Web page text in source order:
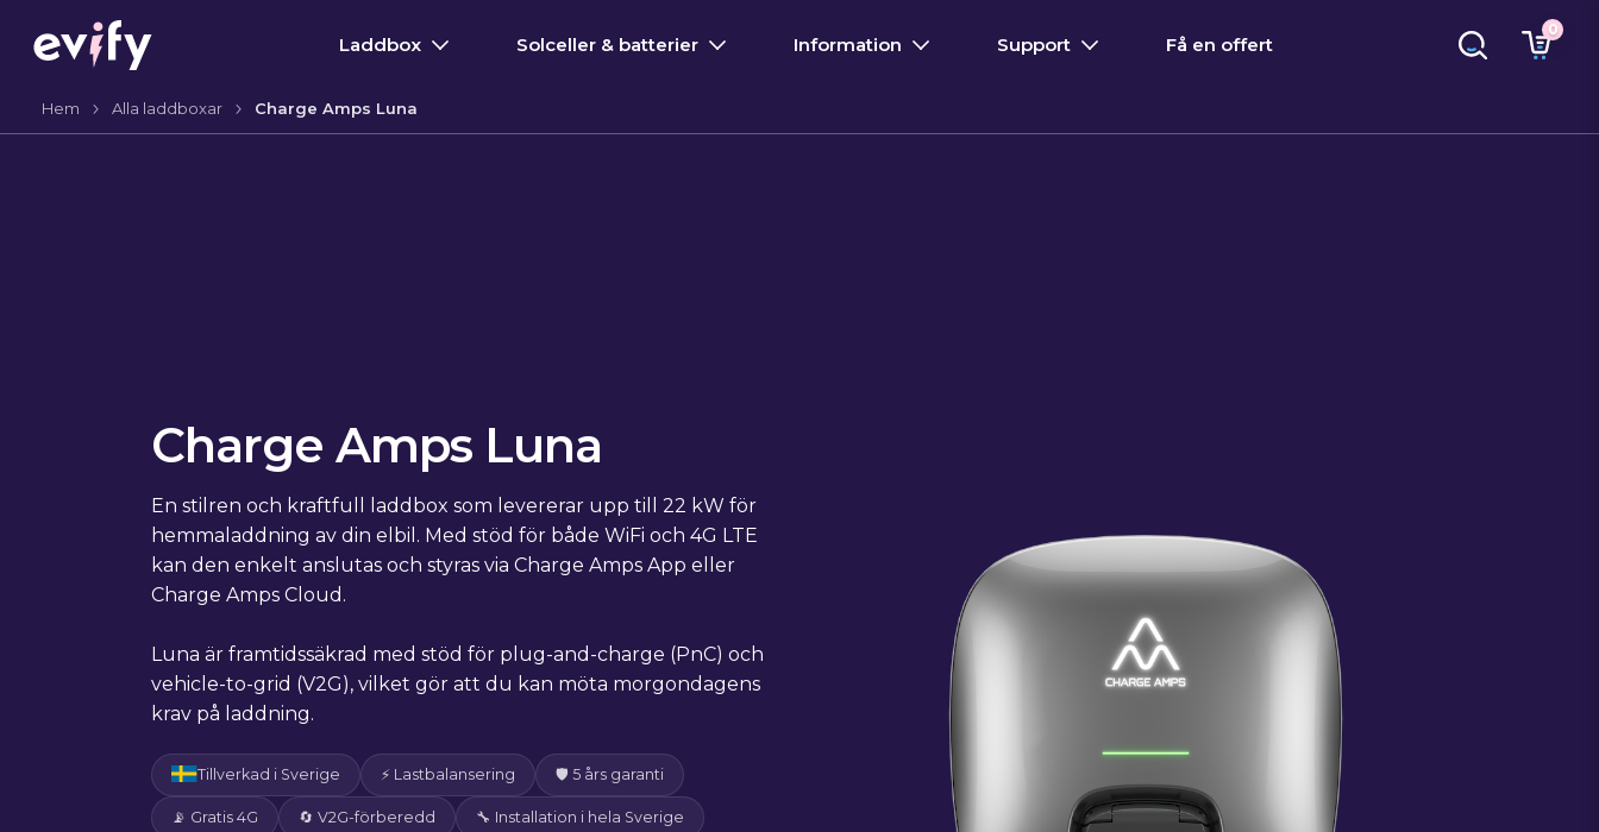
Laddbox Solceller & batterier Information Support Få en offert
0
Hem Alla laddboxar Charge Amps Luna
Charge Amps Luna
En stilren och kraftfull laddbox som levererar upp till 22 kW för
hemmaladdning av din elbil. Med stöd för både WiFi och 4G LTE
kan den enkelt anslutas och styras via Charge Amps App eller
Charge Amps Cloud.
Luna är framtidssäkrad med stöd för plug-and-charge (PnC) och
vehicle-to-grid (V2G), vilket gör att du kan möta morgondagens
krav på laddning.
Tillverkad i Sverige ⚡ Lastbalansering 🛡 5 års garanti
📡 Gratis 4G 🔄 V2G-förberedd 🔧 Installation i hela Sverige